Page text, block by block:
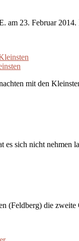
am 23. Februar
mit den
sich nicht nehmen
(Feldberg) die